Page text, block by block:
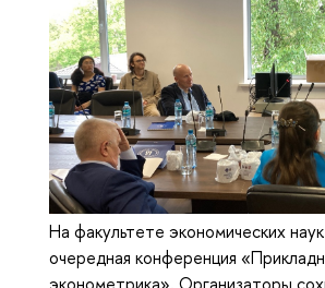
На факультете экономических
очередная конференция